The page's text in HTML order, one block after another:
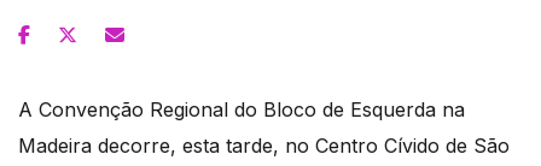
A Convenção Regional do Bloco de Esquerda na
Madeira decorre, esta tarde, no Centro Cívido de São